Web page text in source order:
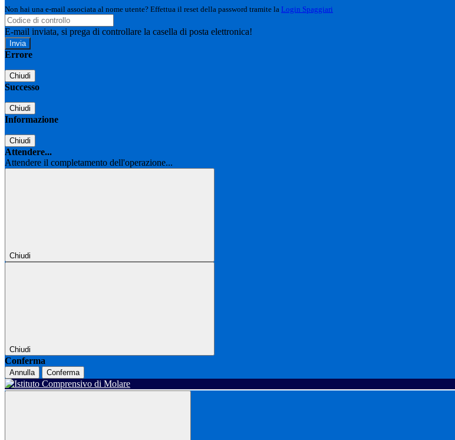
Non hai una e-mail associata al nome utente? Effettua il reset della password tramite la Login Spaggiari
E-mail inviata, si prega di controllare la casella di posta elettronica!
Errore
Chiudi
Successo
Chiudi
Informazione
Chiudi
Attendere...
Attendere il completamento dell'operazione...
Chiudi
Chiudi
Conferma
Annulla Conferma